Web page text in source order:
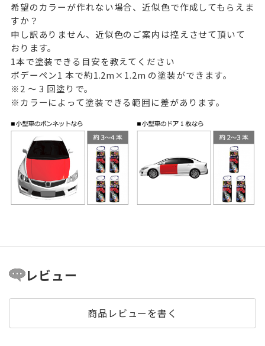
希望のカラーが作れない場合、近似色で作成してもらえま
すか？
申し訳ありません、近似色のご案内は控えさせて頂いて
おります。
1本で塗装できる目安を教えてください
ボデーペン1 本で約1.2m×1.2m の塗装ができます。
※2 ～ 3 回塗りで。
※カラーによって塗装できる範囲に差があります。
レビュー
商品レビューを書く